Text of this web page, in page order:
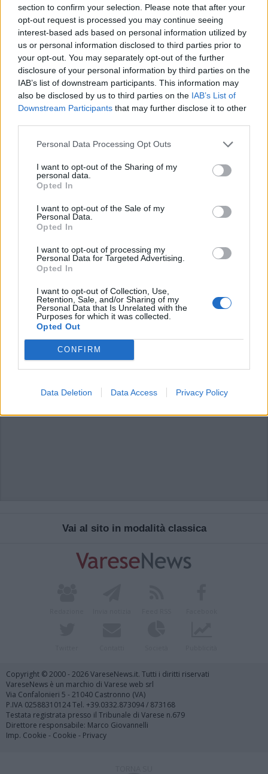
section to confirm your selection. Please note that after your
opt-out request is processed you may continue seeing
interest-based ads based on personal information utilized by
us or personal information disclosed to third parties prior to
your opt-out. You may separately opt-out of the further
disclosure of your personal information by third parties on the
IAB’s list of downstream participants. This information may
also be disclosed by us to third parties on the IAB’s List of
Downstream Participants that may further disclose it to other
Personal Data Processing Opt Outs
I want to opt-out of the Sharing of my
personal data.
Opted In
I want to opt-out of the Sale of my
Personal Data.
Opted In
I want to opt-out of processing my
Personal Data for Targeted Advertising.
Opted In
I want to opt-out of Collection, Use,
Retention, Sale, and/or Sharing of my
Personal Data that Is Unrelated with the
Purposes for which it was collected.
Opted Out
CONFIRM
Data Deletion Data Access Privacy Policy
ADV
Commenti
Accedi o
L'email è richiesta ma non verrà mostrata ai visitatori. Il contenuto di questo
commento esprime il pensiero dell'autore e non rappresenta la linea editoriale
di VareseNews.it, che rimane autonoma e indipendente. I messaggi inclusi nei
che includano uno o più link a siti esterni verranno rimossi in automatico dal
Vai al sito in modalità classica
Copyright © 2000 - 2026 VareseNews.it. Tutti i diritti riservati
VareseNews è un marchio di Varese web srl
Via Confalonieri 5 - 21040 Castronno (VA)
P.IVA 02588310124 Tel. +39.0332.873094 / 873168
Testata registrata presso il Tribunale di Varese n.679
Direttore responsabile: Marco Giovannelli
Imp. Cookie - Cookie - Privacy